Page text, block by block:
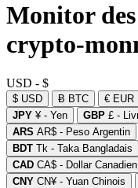
Monitor des
crypto-
USD - $
$ USD Ƀ BTC € EUR
JPY ¥ - Yen GBP £ -
ARS AR$ - Peso Argentin
BDT Tk - Taka Bangladais
CAD CA$ - Dollar Canadien
CNY CN¥ - Yuan Chinois